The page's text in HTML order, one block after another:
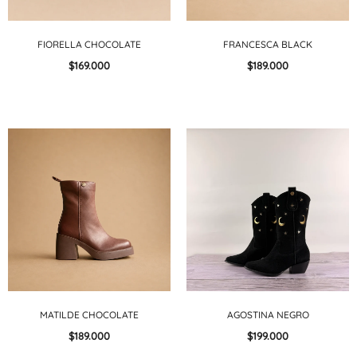
FIORELLA CHOCOLATE
$169.000
FRANCESCA BLACK
$189.000
MATILDE CHOCOLATE
$189.000
AGOSTINA NEGRO
$199.000